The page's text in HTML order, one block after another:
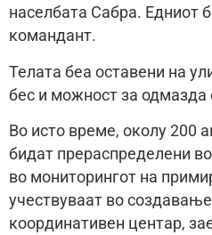
населбата Сабра. Едниот
командант.
Телата беа оставени на
бес и можност за одмазда
Во исто време, околу 200
бидат прераспределени
во мониторингот на
учествуваат во
координативен центар,